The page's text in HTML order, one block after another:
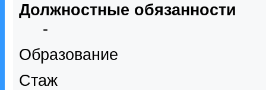
Должностные обязанности
-
Образование
Стаж